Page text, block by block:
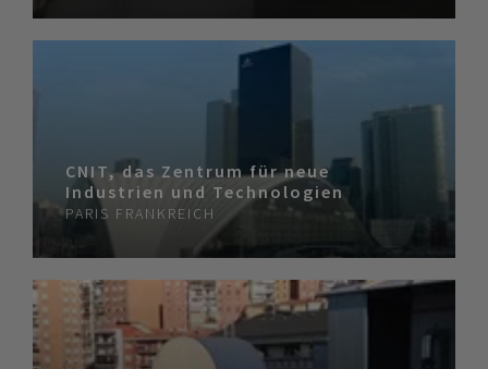
CNIT, das Zentrum für neue
Industrien und Technologien
PARIS FRANKREICH